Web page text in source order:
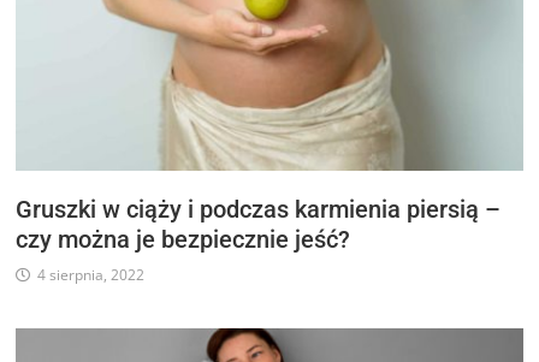
Gruszki w ciąży i podczas karmienia piersią –
czy można je bezpiecznie jeść?
4 sierpnia, 2022